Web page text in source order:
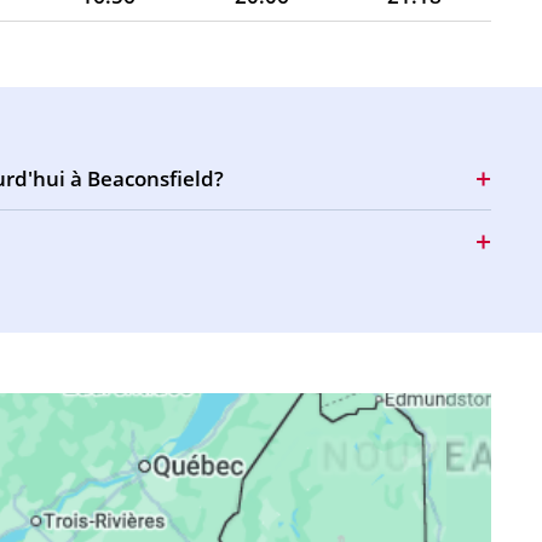
16:49 19:53
21:03
16:48 19:51
21:01
16:47 19:49
20:59
à Beaconsfield?